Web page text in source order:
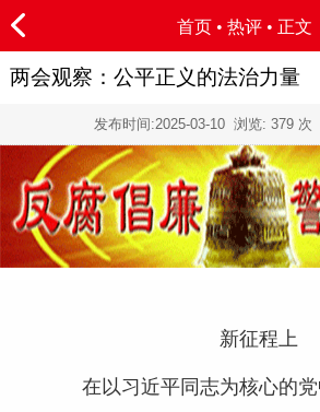
首页 • 热评 • 正文
两会观察：公平正义的法治力量
发布时间:2025-03-10浏览: 379 次
新征程上
在以习近平同志为核心的党